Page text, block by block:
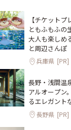
【チケット
ともふもふの
大人も楽しめ
と周辺さんぽ
兵庫県 [PR]
長野・浅間温
アルオープン
るエレガント
長野県 [PR]